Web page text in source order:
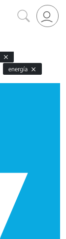
energía